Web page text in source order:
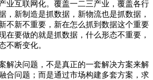
业互联网化。覆盖一二三产业，覆盖各行
，新制造是抓数据，新物流也是抓数据，
不新不重要，新在怎么抓到数据这个重要
在要做的就是抓数据，什么形态不重要，
不断变化。
解决问题，不是真正的一套解决方案来解
合问题；而是通过市场构建多套方案，求